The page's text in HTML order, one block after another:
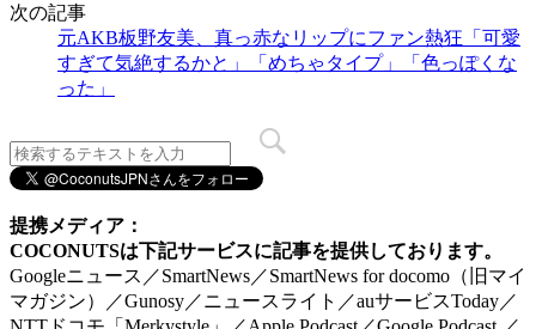
次の記事
元AKB板野友美、真っ赤なリップにファン熱狂「可愛
すぎて気絶するかと」「めちゃタイプ」「色っぽくな
った」
提携メディア：
COCONUTSは下記サービスに記事を提供しております。
Googleニュース／SmartNews／SmartNews for docomo（旧マイ
マガジン）／Gunosy／ニュースライト／auサービスToday／